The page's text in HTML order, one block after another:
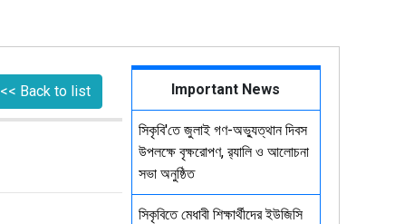
<< Back to list Important News
সিকৃবি'তে জুলাই গণ-অভ্যুত্থান দিবস
উপলক্ষে বৃক্ষরোপণ, র‍্যালি ও আলোচনা
সভা অনুষ্ঠিত
সিকৃবিতে মেধাবী শিক্ষার্থীদের ইউজিসি